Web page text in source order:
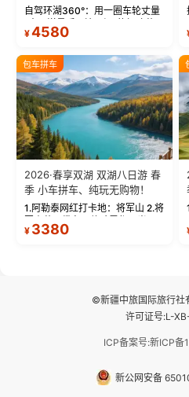
物！
自驾环湖360°：用一圈车轮丈量
“大西洋最后一滴眼泪”的极致蔚
蓝。 赛湖旅拍：甄选多款风格服
绝美瞬间。 赛湖坦克300跟车视
频：专业摄影师...
¥4580
包车拼车
2026·春享双湖 双湖八日游 春
季 小车拼车、纯玩无购物！
1.阿勒泰网红打卡地：将军山 2.将
将军山，夕阳派对，蹦迪party 4.
¥ 3380
©新疆中旅国际旅行社
许可证号:L-
ICP备案号:新ICP
新公网安备